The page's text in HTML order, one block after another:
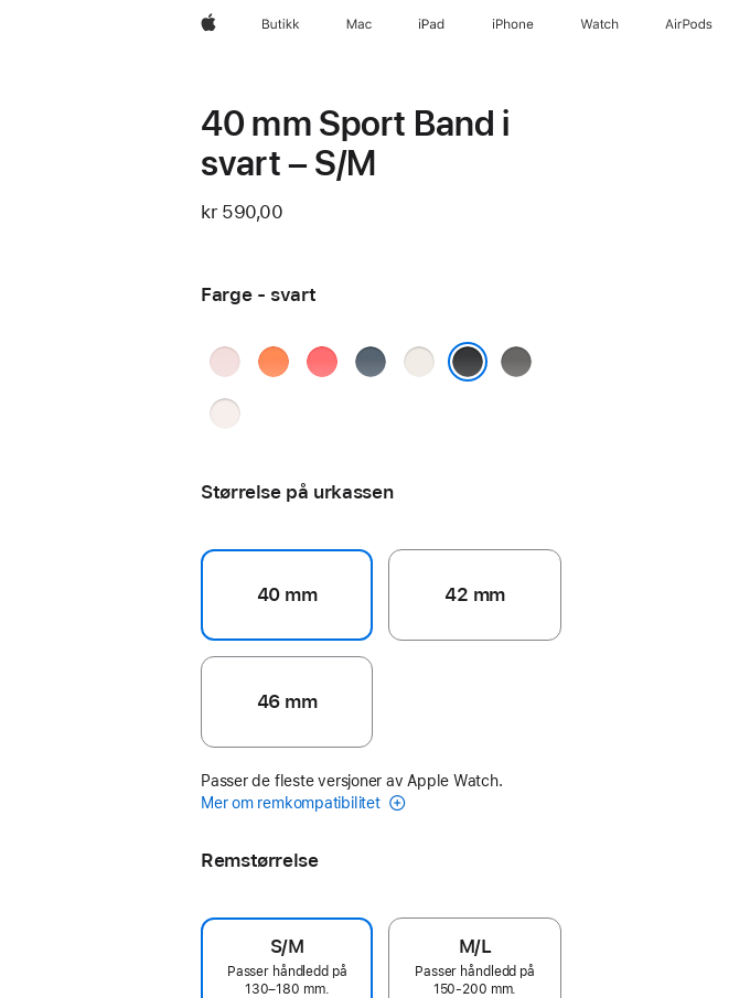
AppleButikk Mac iPad iPhone Watch AirPods
40 mm Sport Band i
svart – S/M
kr 590,00
Farge - svart
myk rosaklementinlys guavaankerblåstjerneskinnsteingrå
svak
Størrelse på urkassen
40 mm 42 mm
46 mm
Passer de fleste versjoner av Apple Watch.
Mer om remkompatibilitet
Remstørrelse
S/M
Passer håndledd på
130–180 mm.
M/L
Passer håndledd på
150-200 mm.